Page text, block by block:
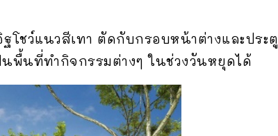
โชว์แนวสีเทา ตัดกับกรอบหน้าต่างและประตู
นพื้นที่ทำกิจกรรมต่างๆ ในช่วงวันหยุดได้